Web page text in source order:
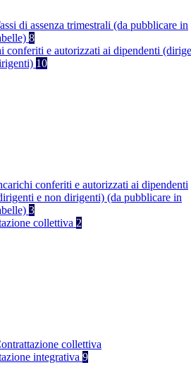
di assenza trimestrali (da pubblicare in
8
conferiti e autorizzati ai dipendenti
10
conferiti e autorizzati ai dipendenti
e non dirigenti) (da pubblicare in
3
collettiva 2
collettiva
integrativa 9